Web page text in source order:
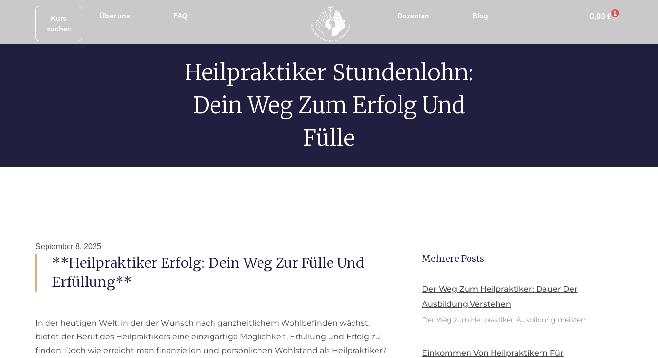
Kurs
buchen
Über uns FAQ Dozenten Blog 0,00 € 0
Heilpraktiker Stundenlohn:
Dein Weg Zum Erfolg Und
Fülle
September 8, 2025
**Heilpraktiker Erfolg: Dein Weg Zur Fülle Und
Erfüllung**
In der heutigen Welt, in der der Wunsch nach ganzheitlichem Wohlbefinden wächst,
bietet der Beruf des Heilpraktikers eine einzigartige Möglichkeit, Erfüllung und Erfolg zu
finden. Doch wie erreicht man finanziellen und persönlichen Wohlstand als Heilpraktiker?
Mehrere Posts
Der Weg Zum Heilpraktiker: Dauer Der
Ausbildung Verstehen
Der Weg zum Heilpraktiker: Ausbildung meistern!
Einkommen Von Heilpraktikern Für